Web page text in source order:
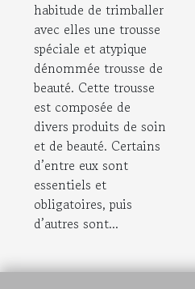
habitude de trimballer
avec elles une trousse
spéciale et atypique
dénommée trousse de
beauté. Cette trousse
est composée de
divers produits de soin
et de beauté. Certains
d’entre eux sont
essentiels et
obligatoires, puis
d’autres sont...